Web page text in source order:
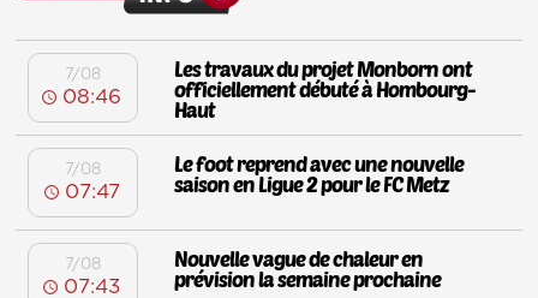
7/08
08:46
Les travaux du projet Monborn ont
officiellement débuté à Hombourg-
Haut
7/08
07:47
Le foot reprend avec une nouvelle
saison en Ligue 2 pour le FC Metz
7/08
07:43
Nouvelle vague de chaleur en
prévision la semaine prochaine